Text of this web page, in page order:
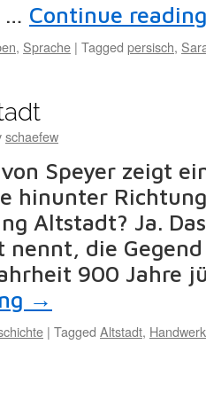
… Continue
, Sprache | Tagged persisch,
schaefew
Speyer zeigt
hinunter
Altstadt? Ja.
nennt, die
900 Jahre
→
| Tagged Altstadt,